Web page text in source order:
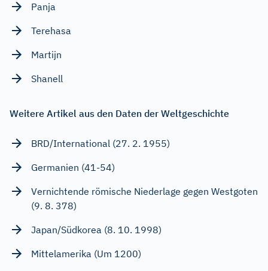
Panja
Terehasa
Martijn
Shanell
Weitere Artikel aus den Daten der Weltgeschichte
BRD/International (27. 2. 1955)
Germanien (41-54)
Vernichtende römische Niederlage gegen Westgoten
(9. 8. 378)
Japan/Südkorea (8. 10. 1998)
Mittelamerika (Um 1200)